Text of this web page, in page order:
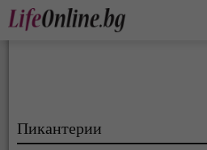
Пикантерии